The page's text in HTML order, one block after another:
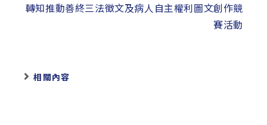
轉知推動善終三法徵文及病人自主權利圖文創作競
賽活動
相關內容